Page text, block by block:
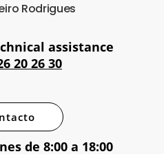
Rodrigues
assistance
20 26 30
de 8:00 a 18:00